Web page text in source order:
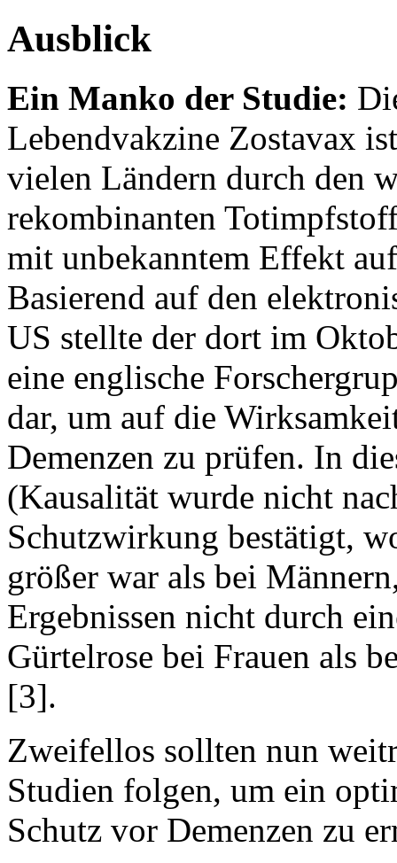
Ausblick
Ein Manko der Studie:
Lebendvakzine Zostavax
vielen Ländern durch den
rekombinanten
mit unbekanntem Effekt
Basierend auf den
US stellte der dort im
eine englische
dar, um auf die
Demenzen zu prüfen. In
(Kausalität wurde nicht
Schutzwirkung bestätigt,
größer war als bei
Ergebnissen nicht durch
Gürtelrose bei Frauen als
[3].
Zweifellos sollten nun
Studien folgen, um ein
Schutz vor Demenzen zu